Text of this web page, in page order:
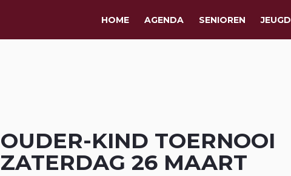
HOME AGENDA SENIOREN JEUGD
OUDER-KIND TOERNOOI
ZATERDAG 26 MAART